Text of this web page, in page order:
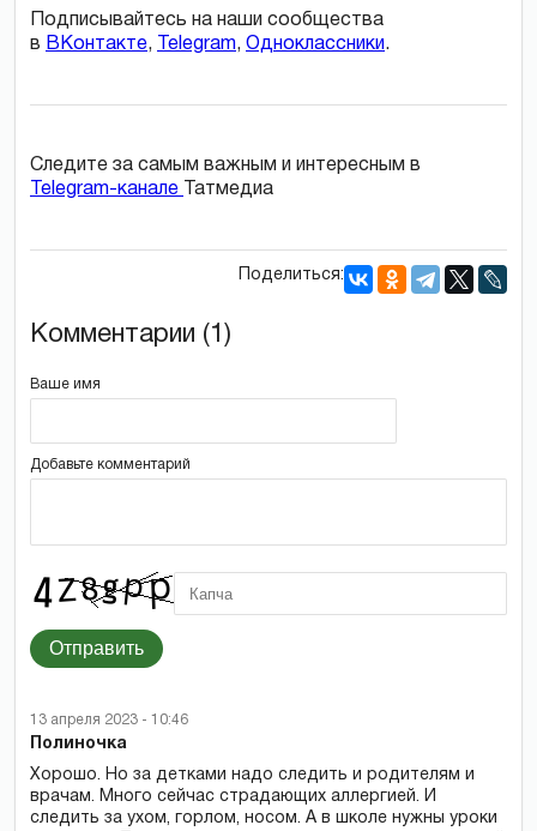
Подписывайтесь на наши сообщества
в ВКонтакте, Telegram, Одноклассники .
Следите за самым важным и интересным в
Telegram-канале
Татмедиа
Поделиться:
Комментарии (1)
Ваше имя
Добавьте комментарий
Отправить
13 апреля 2023 - 10:46
Полиночка
Хорошо. Но за детками надо следить и родителям и
врачам. Много сейчас страдающих аллергией. И
следить за ухом, горлом, носом. А в школе нужны уроки